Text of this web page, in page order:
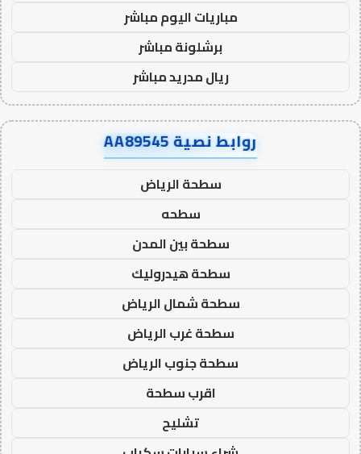
مباريات اليوم مباشر
برشلونة مباشر
ريال مدريد مباشر
روابط نصية AA89545
سطحة الرياض
سطحه
سطحة بين المدن
سطحة هيدروليك
سطحة شمال الرياض
سطحة غرب الرياض
سطحة جنوب الرياض
اقرب سطحة
تشليح